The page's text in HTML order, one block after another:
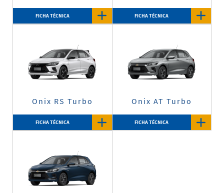
FICHA TÉCNICA FICHA TÉCNICA
Onix RS Turbo
FICHA TÉCNICA
Onix AT Turbo
FICHA TÉCNICA